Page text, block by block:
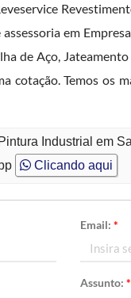
em
de Aço,
cotação. Temos os
Industrial em
Clicando aqui
Email: *
Assunto: *